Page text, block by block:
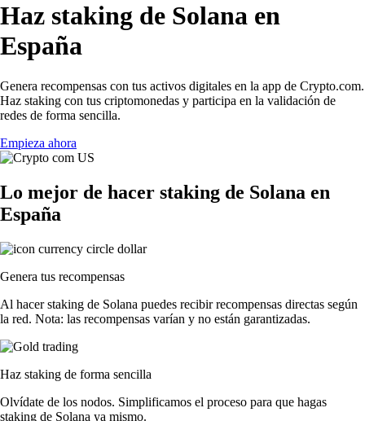
Haz staking de Solana en
España
Genera recompensas con tus activos digitales en la app de Crypto.com.
Haz staking con tus criptomonedas y participa en la validación de
redes de forma sencilla.
Empieza ahora
Lo mejor de hacer staking de Solana en
España
Genera tus recompensas
Al hacer staking de Solana puedes recibir recompensas directas según
la red. Nota: las recompensas varían y no están garantizadas.
Haz staking de forma sencilla
Olvídate de los nodos. Simplificamos el proceso para que hagas
staking de Solana ya mismo.